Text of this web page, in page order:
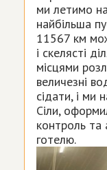
ми летимо
найбільша
11567 км
і скелясті
місцями
величезні
сідати, і ми
Сіли,
контроль
готелю.